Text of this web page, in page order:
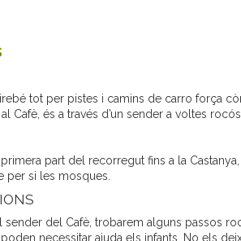
tot per pistes i camins de carro força
al Cafè, és a través d’un sender a voltes
primera part del recorregut fins a la
per si les mosques.
sender del Cafè, trobarem alguns passos
necessitar ajuda els infants. No els